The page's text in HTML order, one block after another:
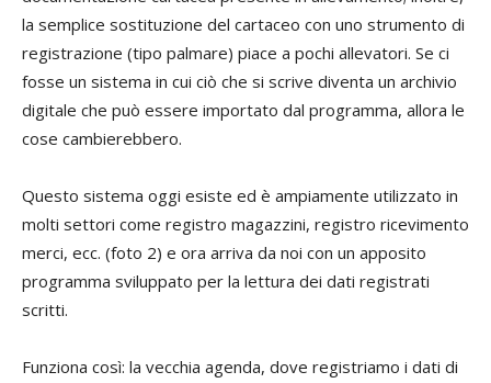
la semplice sostituzione del cartaceo con uno strumento di
registrazione (tipo palmare) piace a pochi allevatori. Se ci
fosse un sistema in cui ciò che si scrive diventa un archivio
digitale che può essere importato dal programma, allora le
cose cambierebbero.
Questo sistema oggi esiste ed è ampiamente utilizzato in
molti settori come registro magazzini, registro ricevimento
merci, ecc. (foto 2) e ora arriva da noi con un apposito
programma sviluppato per la lettura dei dati registrati
scritti.
Funziona così: la vecchia agenda, dove registriamo i dati di